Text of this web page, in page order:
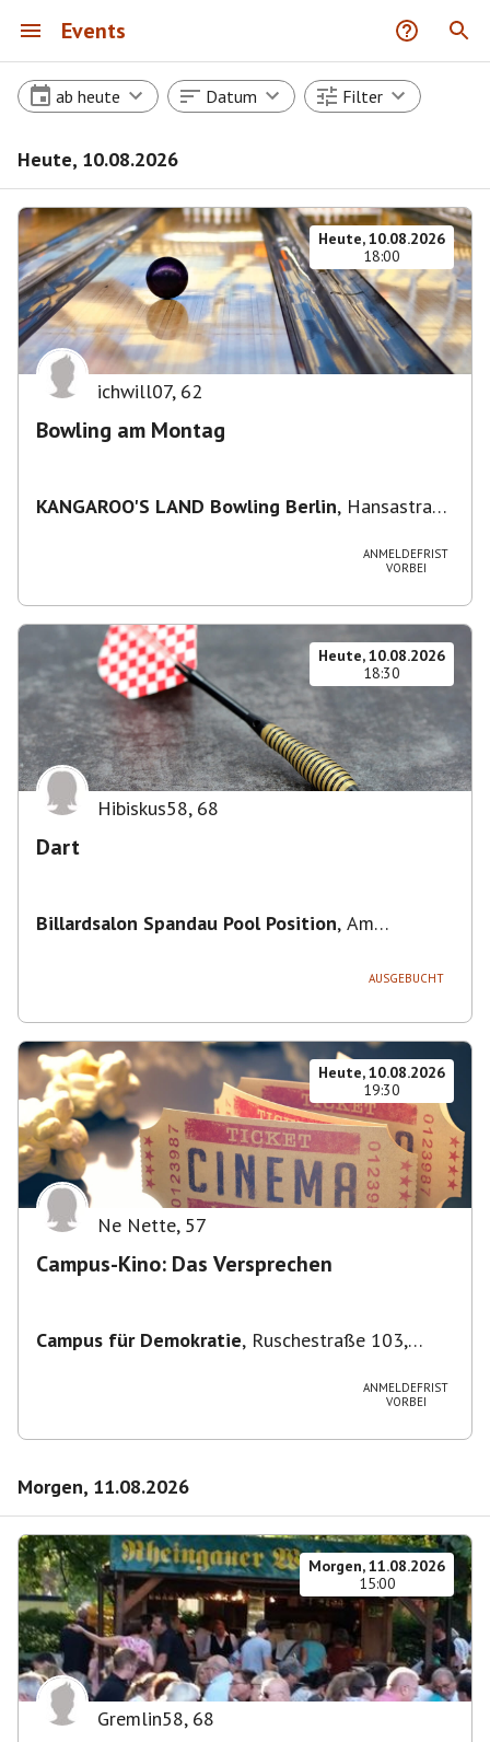
Events
ab heute Datum Filter
Heute, 10.08.2026
Heute, 10.08.2026
18:00
ichwill07, 62
Bowling am Montag
KANGAROO'S LAND Bowling Berlin, Hansastraße
ANMELDEFRIST
VORBEI
Heute, 10.08.2026
18:30
Hibiskus58, 68
Dart
Billardsalon Spandau Pool Position, Am
AUSGEBUCHT
Heute, 10.08.2026
19:30
Ne Nette, 57
Campus-Kino: Das Versprechen
Campus für Demokratie, Ruschestraße 103,
ANMELDEFRIST
VORBEI
Morgen, 11.08.2026
Morgen, 11.08.2026
15:00
Gremlin58, 68